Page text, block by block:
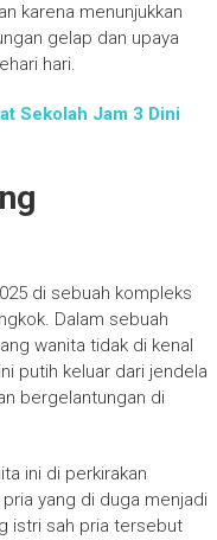
karena menunjukkan
gelap dan upaya
hari.
Sekolah Jam 3 Dini
di sebuah kompleks
Dalam sebuah
wanita tidak di kenal
putih keluar dari jendela
bergelantungan di
ini di perkirakan
yang di duga menjadi
istri sah pria tersebut